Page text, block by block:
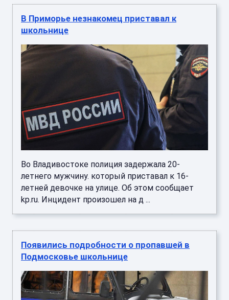
В Приморье незнакомец приставал к
школьнице
Во Владивостоке полиция задержала 20-
летнего мужчину. который приставал к 16-
летней девочке на улице. Об этом сообщает
kp.ru. Инцидент произошел на д ...
Появились подробности о пропавшей в
Подмосковье школьнице